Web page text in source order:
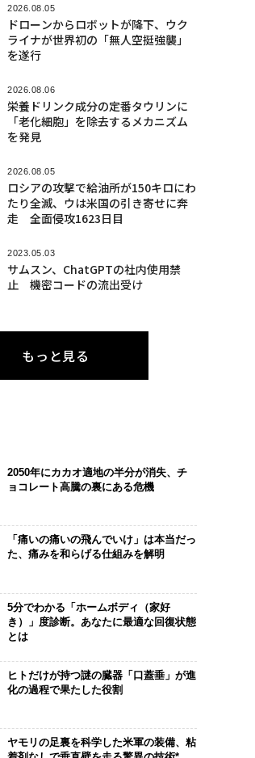
2026.08.05
ドローンからロボットが降下、ウク
ライナが世界初の「無人空挺強襲」
を遂行
2026.08.06
栄養ドリンク成分の定番タウリンに
「老化細胞」を除去するメカニズム
を発見
2026.08.05
ロシアの攻撃で給油所が150キロにわ
たり全滅、ウは米国の引き寄せに奔
走 全面侵攻1623日目
2023.05.03
サムスン、ChatGPTの社内使用禁
止 機密コードの流出受け
もっと見る
2050年にカカオ適地の半分が消失、チ
ョコレート高騰の裏にある危機
「痛いの痛いの飛んでいけ」は本当だっ
た、痛みを和らげる仕組みを解明
5分でわかる「ホームボディ（家好
き）」度診断。あなたに最適な回復状態
とは
ヒトだけが持つ謎の臓器「口蓋垂」が進
化の過程で果たした役割
ヤモリの足裏を科学した米軍の装備、粘